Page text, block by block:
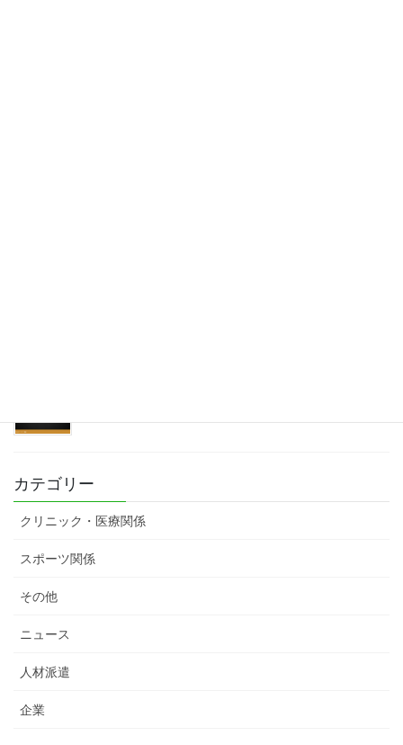
カテゴリー
クリニック・医療関係
スポーツ関係
その他
ニュース
人材派遣
企業